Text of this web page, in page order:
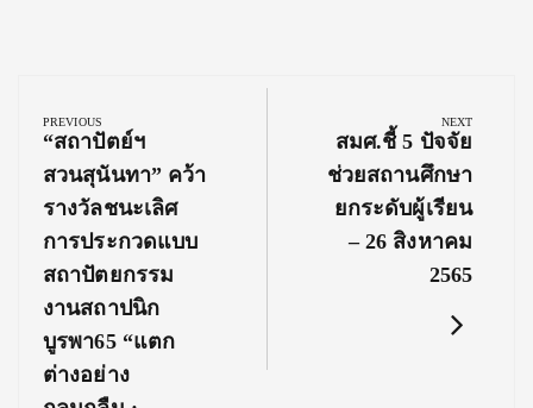
navigation
PREVIOUS
Previous
Post:
“สถาปัตย์ฯ
สวนสุนันทา” คว้า
รางวัลชนะเลิศ
การประกวดแบบ
สถาปัตยกรรม
งานสถาปนิก
บูรพา65 “แตก
ต่างอย่าง
NEXT
Next
Post:
สมศ.ชี้ 5 ปัจจัย
ช่วยสถานศึกษา
ยกระดับผู้เรียน
– 26 สิงหาคม
2565